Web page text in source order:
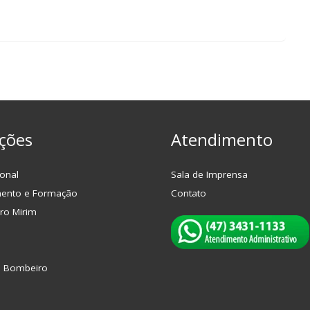
e Formação
Mirim
Bombeiro
Atendimento
Sala de Imprensa
Contato